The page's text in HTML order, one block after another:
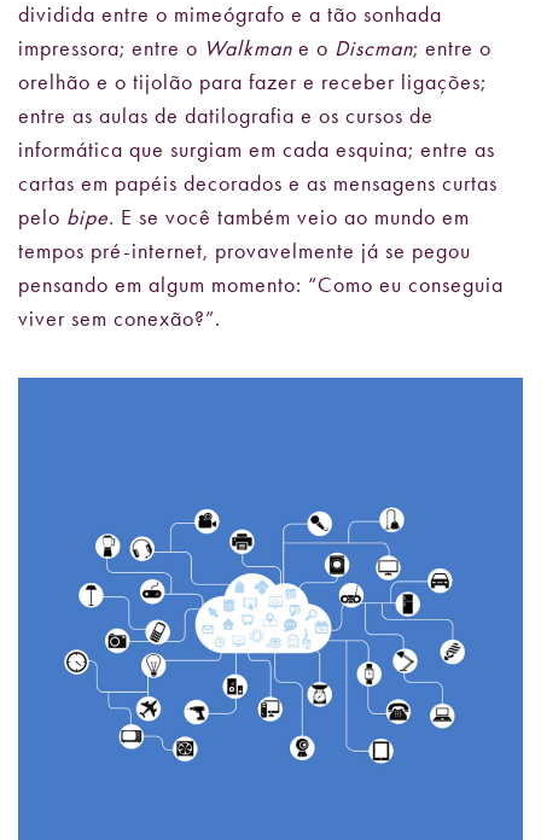
dividida entre o mimeógrafo e a tão sonhada
impressora; entre o Walkman e o Discman; entre o
orelhão e o tijolão para fazer e receber ligações;
entre as aulas de datilografia e os cursos de
informática que surgiam em cada esquina; entre as
cartas em papéis decorados e as mensagens curtas
pelo bipe. E se você também veio ao mundo em
tempos pré-internet, provavelmente já se pegou
pensando em algum momento: “Como eu conseguia
viver sem conexão?”.